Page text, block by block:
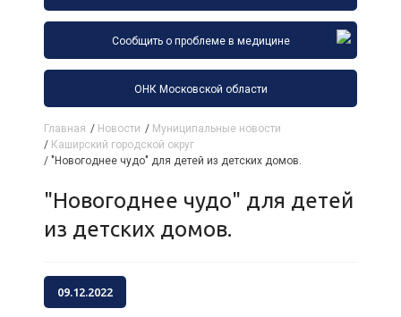
Сообщить о проблеме в медицине
ОНК Московской области
Главная / Новости / Муниципальные новости
/ Каширский городской округ
/ "Новогоднее чудо" для детей из детских домов.
"Новогоднее чудо" для детей
из детских домов.
09.12.2022